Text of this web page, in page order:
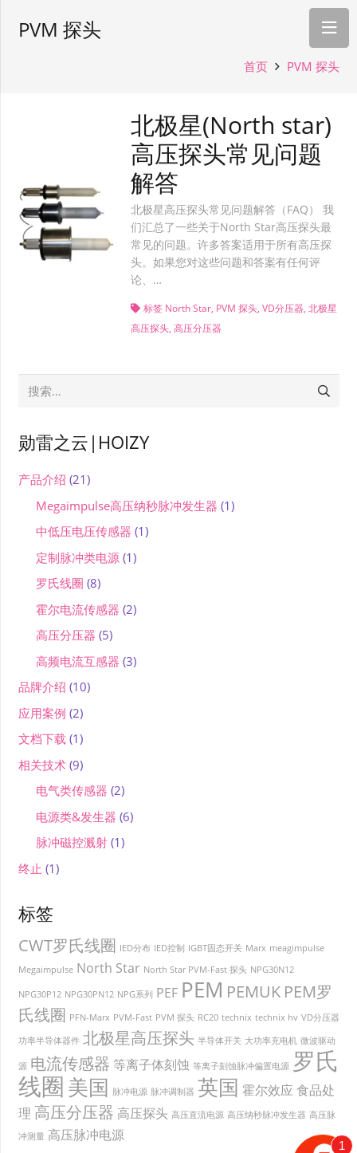
PVM 探头
首页 PVM 探头
北极星(North star)
高压探头常见问题
解答
北极星高压探头常见问题解答（FAQ） 我
们汇总了一些关于North Star高压探头最
常见的问题。许多答案适用于所有高压探
头。如果您对这些问题和答案有任何评
论、…
标签 North Star, PVM 探头,VD分压器,北极星
高压探头, 高压分压器
索：
勋雷之云|HOIZY
产品介绍 (21)
Megaimpulse高压纳秒脉冲发生器 (1)
中低压电压传感器 (1)
定制脉冲类电源 (1)
罗氏线圈 (8)
霍尔电流传感器 (2)
高压分压器 (5)
高频电流互感器 (3)
品牌介绍 (10)
应用案例 (2)
文档下载(1)
相关技术(9)
电气类传感器 (2)
电源类&发生器 (6)
脉冲磁控溅射 (1)
终止 (1)
标签
CWT罗氏线圈 IED分布 IED控制 IGBT固态开关 Marx meagimpulse
Megaimpulse North Star North Star PVM-Fast 探头 NPG30N12
NPG30P12 NPG30PN12 NPG系列 PEF PEM PEMUK PEM罗
氏线圈 PFN-Marx PVM-Fast PVM 探头 RC20 technix technix hv VD分压器
功率半导体器件 北极星高压探头 半导体开关 大功率充电机 微波驱动
源 电流传感器 等离子体刻蚀 等离子刻蚀脉冲偏置电源 罗氏
线圈 美国 脉冲电源 脉冲调制器 英国 霍尔效应 食品处
理 高压分压器 高压探头 高压直流电源 高压纳秒脉冲发生器 高压脉
冲测量 高压脉冲电源
1